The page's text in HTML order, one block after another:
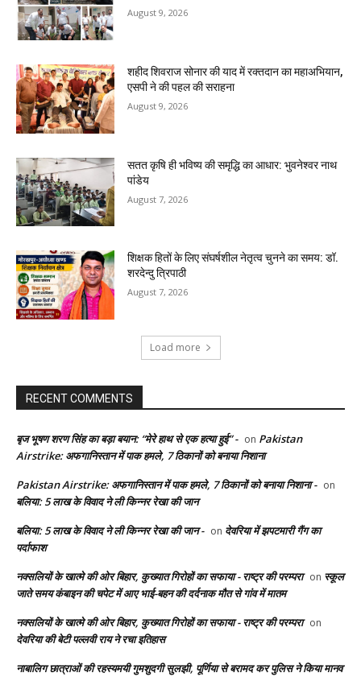
August 9, 2026
शहीद शिवराज सोनार की याद में रक्तदान का महाअभियान,
एसपी ने की पहल की सराहना
August 9, 2026
सतत कृषि ही भविष्य की समृद्धि का आधार: भुवनेश्वर नाथ
पांडेय
August 7, 2026
शिक्षक हितों के लिए संघर्षशील नेतृत्व चुनने का समय: डॉ.
शरदेन्दु त्रिपाठी
August 7, 2026
Load more
RECENT COMMENTS
बृज भूषण शरण सिंह का बड़ा बयान: “मेरे हाथ से एक हत्या हुई” - on Pakistan
Airstrike: अफगानिस्तान में पाक हमले, 7 ठिकानों को बनाया निशाना
Pakistan Airstrike: अफगानिस्तान में पाक हमले, 7 ठिकानों को बनाया निशाना - on
बलिया: 5 लाख के विवाद ने ली किन्नर रेखा की जान
बलिया: 5 लाख के विवाद ने ली किन्नर रेखा की जान - on देवरिया में झपटमारी गैंग का
पर्दाफाश
नक्सलियों के खात्मे की ओर बिहार, कुख्यात गिरोहों का सफाया - राष्ट्र की परम्परा on स्कूल
जाते समय कंबाइन की चपेट में आए भाई-बहन की दर्दनाक मौत से गांव में मातम
नक्सलियों के खात्मे की ओर बिहार, कुख्यात गिरोहों का सफाया - राष्ट्र की परम्परा on
देवरिया की बेटी पल्लवी राय ने रचा इतिहास
नाबालिग छात्राओं की रहस्यमयी गुमशुदगी सुलझी, पूर्णिया से बरामद कर पुलिस ने किया मानव